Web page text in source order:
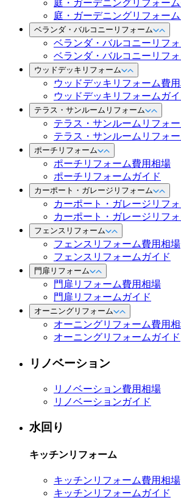
庭・ガーデニングリフォー
庭・ガーデニングリフォー
ベランダ・バルコニーリフォーム
ベランダ・バルコニーリフ
ベランダ・バルコニーリフ
ウッドデッキリフォーム
ウッドデッキリフォーム費
ウッドデッキリフォームガ
テラス・サンルームリフォーム
テラス・サンルームリフォ
テラス・サンルームリフォ
ポーチリフォーム
ポーチリフォーム費用相場
ポーチリフォームガイド
カーポート・ガレージリフォーム
カーポート・ガレージリフ
カーポート・ガレージリフ
フェンスリフォーム
フェンスリフォーム費用相場
フェンスリフォームガイド
門扉リフォーム
門扉リフォーム費用相場
門扉リフォームガイド
オーニングリフォーム
オーニングリフォーム費用
オーニングリフォームガイド
リノベーション
リノベーション費用相場
リノベーションガイド
水回り
キッチンリフォーム
キッチンリフォーム費用相場
キッチンリフォームガイド